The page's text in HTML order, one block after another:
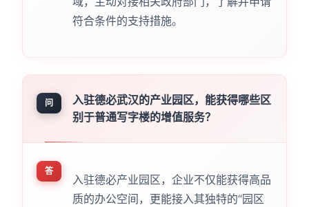
符合条件的支持措施。
问
入驻德必武汉的产业园区，能获得哪些区
别于普通写字楼的增值服务？
答
入驻德必产业园区，企业不仅能获得高品
质的办公空间，更能接入其独特的“园区